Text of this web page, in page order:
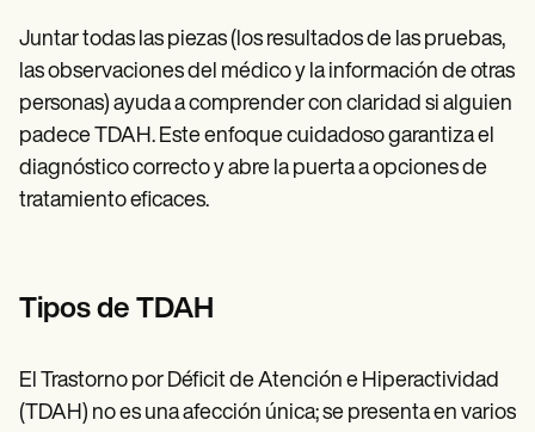
Juntar todas las piezas (los resultados de las pruebas,
las observaciones del médico y la información de otras
personas) ayuda a comprender con claridad si alguien
padece TDAH. Este enfoque cuidadoso garantiza el
diagnóstico correcto y abre la puerta a opciones de
tratamiento eficaces.
Tipos de TDAH
El Trastorno por Déficit de Atención e Hiperactividad
(TDAH) no es una afección única; se presenta en varios